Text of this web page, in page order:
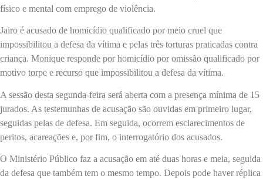
físico e mental com emprego de violência.
Jairo é acusado de homicídio qualificado por meio cruel que
impossibilitou a defesa da vítima e pelas três torturas praticadas contra
criança. Monique responde por homicídio por omissão qualificado por
motivo torpe e recurso que impossibilitou a defesa da vítima.
A sessão desta segunda-feira será aberta com a presença mínima de 15
jurados. As testemunhas de acusação são ouvidas em primeiro lugar,
seguidas pelas de defesa. Em seguida, ocorrem esclarecimentos de
peritos, acareações e, por fim, o interrogatório dos acusados.
O Ministério Público faz a acusação em até duas horas e meia, seguida
da defesa que também tem o mesmo tempo. Depois pode haver réplica